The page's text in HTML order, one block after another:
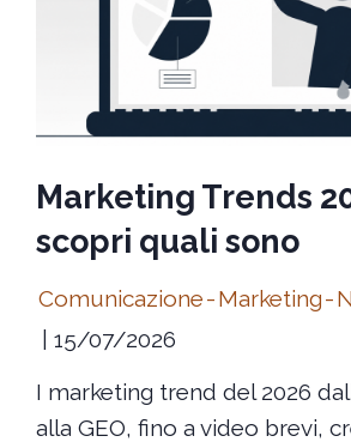
Marketing Trends
scopri quali sono
Comunicazione-Marketing-
15/07/2026
I marketing trend del 2026
alla GEO, fino a video brevi,